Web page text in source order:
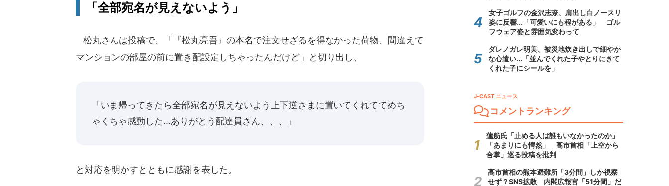
「全部宛名が見えないよう」
松丸さんは投稿で、「『松丸亮吾』の本名で注文せざるを得なかった荷物、間違えて
マンションの部屋の前に置き配設定しちゃったんだけど」と切り出し、
「いま帰ってきたら全部宛名が見えないよう上下逆さまに置いてくれててめち
ゃくちゃ感動した...ありがとう配達員さん、、、」
と対応を明かすとともに感謝を表した。
女子ゴルフの金沢志奈、肩出し白ノースリ
姿に反響...「可愛いにも程がある」 ゴル
フウェア姿と雰囲気変わって
ダレノガレ明美、被災地炊き出しで細やか
な心遣い...「並んでくれた子やとりにきて
くれた子にシールを」
J-CAST ニュース
コメントランキング
蓮舫氏「止める人は誰もいなかったのか」
「あまりにも愕然」 高市首相「上空から
合掌」巡る投稿を批判
高市首相の熊本避難所「3分間」しか視察
せず？SNS拡散 内閣広報官「51分間」だ